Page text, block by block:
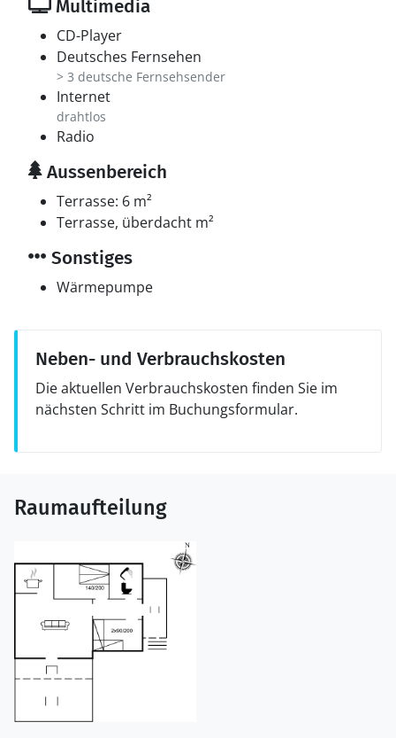
Multimedia
CD-Player
Deutsches Fernsehen
> 3 deutsche Fernsehsender
Internet
drahtlos
Radio
Aussenbereich
Terrasse: 6 m²
Terrasse, überdacht m²
Sonstiges
Wärmepumpe
Neben- und Verbrauchskosten
Die aktuellen Verbrauchskosten finden Sie im
nächsten Schritt im Buchungsformular.
Raumaufteilung